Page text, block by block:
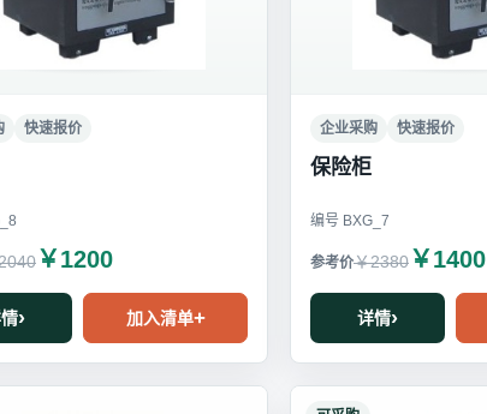
快速报价
￥1200
加入清单
企业采购 快速报价
保险柜
编号 BXG_7
￥2380 ￥1400
详情